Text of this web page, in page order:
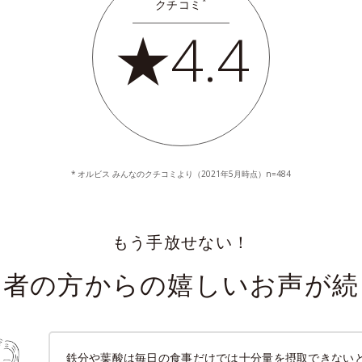
クチコミ
★4.4
オルビス みんなのクチコミより（2021年5月時点）n=484
もう手放せない！
の方からの嬉しいお声が続
鉄分や葉酸は毎日の食事だけでは十分量を摂取できない